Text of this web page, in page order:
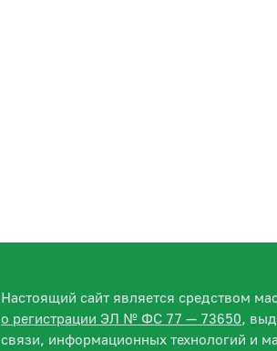
Настоящий сайт является средством
о регистрации ЭЛ № ФС 77 — 73650,
связи, информационных технологий и